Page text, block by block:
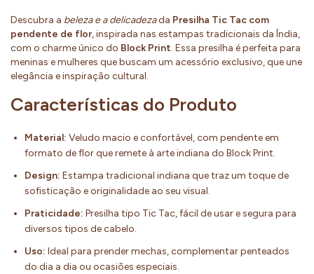
Descubra a beleza e a delicadezada Presilha Tic Tac com
pendente de flor, inspirada nas estampas tradicionais da Índia,
com o charme único do Block Print. Essa presilha é perfeita para
meninas e mulheres que buscam um acessório exclusivo, que une
elegância e inspiração cultural.
Características do Produto
Material: Veludo macio e confortável, com pendente em
formato de flor que remete à arte indiana do Block Print.
Design: Estampa tradicional indiana que traz um toque de
sofisticação e originalidade ao seu visual.
Praticidade: Presilha tipo Tic Tac, fácil de usar e segura para
diversos tipos de cabelo.
Uso: Ideal para prender mechas, complementar penteados
do dia a dia ou ocasiões especiais.